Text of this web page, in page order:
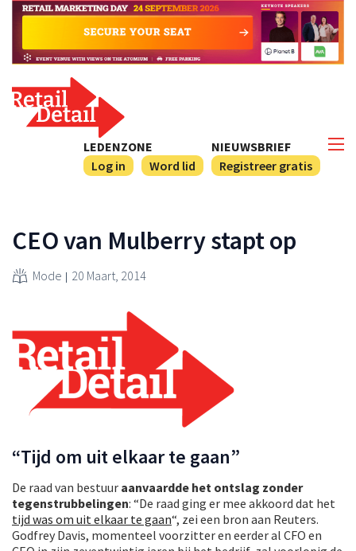
NIEUWSBRIEF
Registreer gratis
LEDENZONE
Log in
Word lid
CEO van Mulberry stapt op
Mode 20 Maart, 2014
“Tijd om uit elkaar te gaan”
De raad van bestuur aanvaardde het ontslag zonder
tegenstrubbelingen: “De raad ging er mee akkoord dat het
tijd was om uit elkaar te gaan“, zei een bron aan Reuters.
Godfrey Davis, momenteel voorzitter en eerder al CFO en